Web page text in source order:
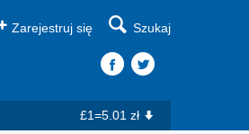
Zarejestruj się Szukaj
£1=5.01 zł